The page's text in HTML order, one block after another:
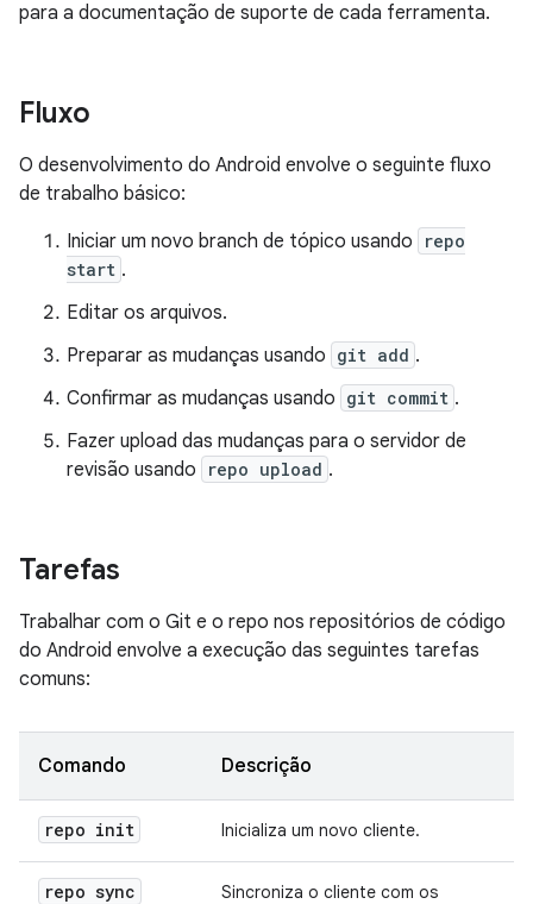
para a documentação de suporte de cada ferramenta.
Fluxo
O desenvolvimento do Android envolve o seguinte fluxo
de trabalho básico:
Iniciar um novo branch de tópico usando
repo
start .
Editar os arquivos.
Preparar as mudanças usando git add .
Confirmar as mudanças usando git commit .
Fazer upload das mudanças para o servidor de
revisão usando
repo upload .
Tarefas
Trabalhar com o Git e o repo nos repositórios de código
do Android envolve a execução das seguintes tarefas
comuns:
Comando Descrição
repo init Inicializa um novo cliente.
repo sync
Sincroniza o cliente com os